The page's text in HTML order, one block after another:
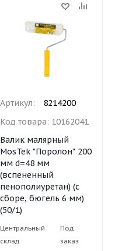
Артикул:
8214200
Код товара: 10162041
Валик малярный
MosTek "Поролон" 200
мм d=48 мм
(вспененный
пенополиуретан) (с
сборе, бюгель 6 мм)
(50/1)
Центральный
склад
Под
заказ